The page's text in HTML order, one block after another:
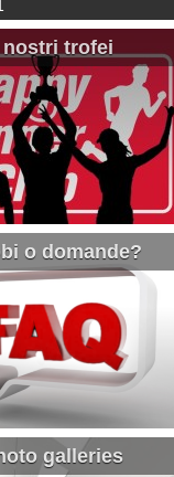
nostri trofei
o domande?
galleries